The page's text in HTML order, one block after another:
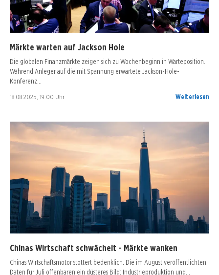
Märkte warten auf Jackson Hole
Die globalen Finanzmärkte zeigen sich zu Wochenbeginn in Warteposition.
Während Anleger auf die mit Spannung erwartete Jackson-Hole-
Konferenz…
18.08.2025, 19:00 Uhr Weiterlesen
Chinas Wirtschaft schwächelt - Märkte wanken
Chinas Wirtschaftsmotor stottert bedenklich. Die im August veröffentlichten
Daten für Juli offenbaren ein düsteres Bild: Industrieproduktion und…